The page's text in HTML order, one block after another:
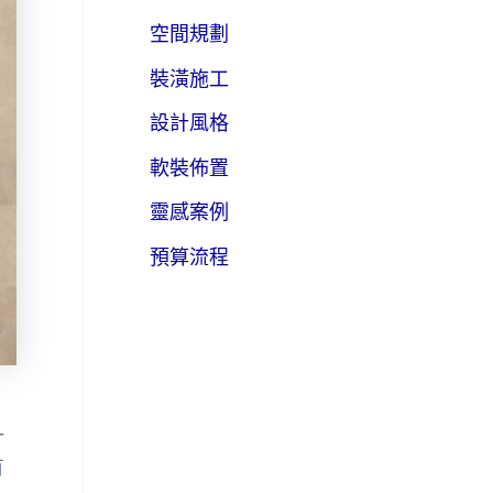
空間規劃
裝潢施工
設計風格
軟裝佈置
靈感案例
預算流程